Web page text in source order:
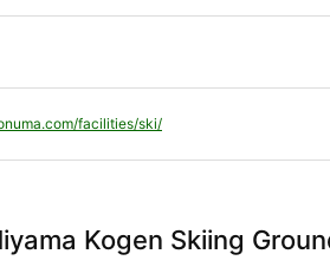
facilities/ski/
Kogen Skiing